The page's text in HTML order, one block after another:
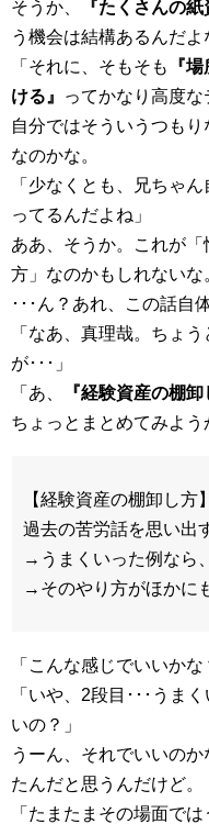
そうか、 『たくさんの
う機会は結構あるんだよ
「それに、そもそも
『
ける』
ってかなり高度な
自分ではそういうつも
なのかな。
「少なくとも、兄ちゃ
ってるんだよね」
ああ、そうか。これが
方」なのかもしれないな
･･･ん？あれ、この話自
「なあ、真理哉。ちょ
が･･･」
「あ、
『経験資産の棚卸
ちょっとまとめてみよう
【経験資産の棚卸し方】
過去の苦労話を思い出
→うまくいった例なら
→そのやり方がほかに
「こんな感じでいいかな
「いや、2段目･･･うま
いの？」
うーん、それでいいの
たんだと思うんだけど。
「たまたまその場面で